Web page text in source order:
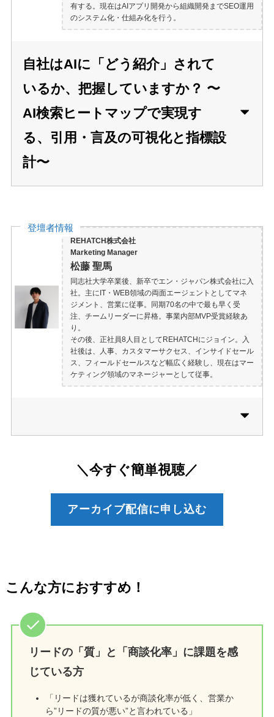
有する。現在はAIアプリ開発から組織開発までSEO運用
のシステム化・仕組み化を行う。
自社はAIに「どう紹介」されて
いるか、把握していますか？ 〜
AI検索ヒートマップで実現す
る、引用・言及の可視化と指標設
計〜
登壇者情報
REHATCH株式会社
Marketing Manager
松藤 聖馬
同志社大学卒業後、新卒でエン・ジャパン株式会社に入
社。主にIT・WEB領域の両面エージェントとしてマネ
ジメント、営業に従事。同期70名の中で最も早く受
注、チームリーダーに昇格。事業内部MVP受賞経験あ
り。
その後、正社員8人目としてREHATCHにジョイン。入
社後は、人事、カスタマーサクセス、インサイドセール
ス、フィールドセールスなど幅広く経験し、現在はマー
ケティング領域のマネージャーとして従事。
＼今すぐ簡単視聴／
アーカイブ配信に申し込む
こんな方におすすめ！
リードの「質」と「商談化率」に課題を感
じている方
「リードは獲れているが商談化率が低く、営業か
ら”リードの質が悪い”と言われている」